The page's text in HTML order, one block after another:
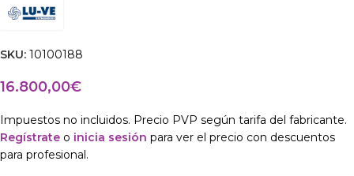
SKU: 10100188
16.800,00€
Impuestos no incluidos. Precio PVP según tarifa del fabricante.
Regístrate o inicia sesión para ver el precio con descuentos
para profesional.